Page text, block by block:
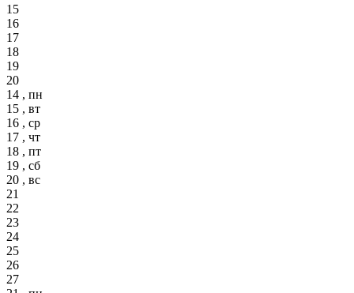
15
16
17
18
19
20
14 , пн
15 , вт
16 , ср
17 , чт
18 , пт
19 , сб
20 , вс
21
22
23
24
25
26
27